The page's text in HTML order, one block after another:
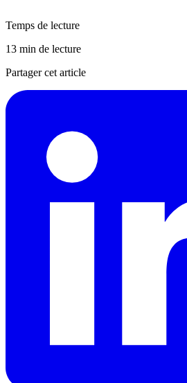
Temps de lecture
13 min de lecture
Partager cet article